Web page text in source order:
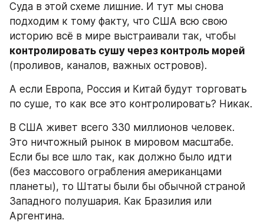
Суда в этой схеме лишние. И тут мы снова
подходим к тому факту, что США всю свою
(проливов, каналов, важных островов).
А если Европа, Россия и Китай будут торговать
по суше, то как все это контролировать? Никак.
В США живет всего 330 миллионов человек.
Это ничтожный рынок в мировом масштабе.
Если бы все шло так, как должно было идти
(без массового ограбления американцами
планеты), то Штаты были бы обычной страной
Западного полушария. Как Бразилия или
Аргентина.